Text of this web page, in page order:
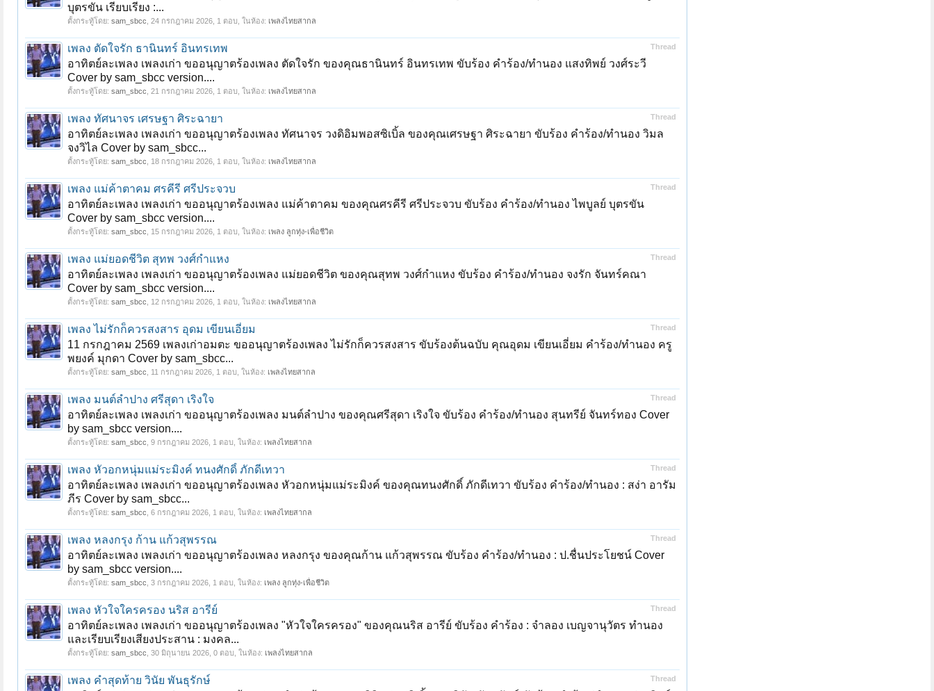
บุตรขัน เรียบเรียง :...
ตั้งกระทู้โดย: sam_sbcc 24 กรกฎาคม 2026 , 1 ตอบ, ในห้อง: เพลงไทยสากล
Thread
เพลง ตัดใจรัก ธานินทร์ อินทรเทพ
อาทิตย์ละเพลง เพลงเก่า ขออนุญาตร้องเพลง ตัดใจรัก ของคุณธานินทร์ อินทรเทพ ขับร้อง คำร้อง/ทำนอง แสงทิพย์ วงศ์ระวี
Cover by sam_sbcc version....
ตั้งกระทู้โดย: sam_sbcc 21 กรกฎาคม 2026 , 1 ตอบ, ในห้อง: เพลงไทยสากล
Thread
เพลง ทัศนาจร เศรษฐา ศิระฉายา
อาทิตย์ละเพลง เพลงเก่า ขออนุญาตร้องเพลง ทัศนาจร วงดิอิมพอสซิเบิ้ล ของคุณเศรษฐา ศิระฉายา ขับร้อง คำร้อง/ทำนอง วิมล
จงวิไล Cover by sam_sbcc...
ตั้งกระทู้โดย: sam_sbcc 18 กรกฎาคม 2026 , 1 ตอบ, ในห้อง: เพลงไทยสากล
Thread
เพลง แม่ค้าตาคม ศรคีรี ศรีประจวบ
อาทิตย์ละเพลง เพลงเก่า ขออนุญาตร้องเพลง แม่ค้าตาคม ของคุณศรคีรี ศรีประจวบ ขับร้อง คำร้อง/ทำนอง ไพบูลย์ บุตรขัน
Cover by sam_sbcc version....
ตั้งกระทู้โดย: sam_sbcc 15 กรกฎาคม 2026 , 1 ตอบ, ในห้อง: เพลง ลูกทุ่ง-เพื่อชีวิต
Thread
เพลง แม่ยอดชีวิต สุทพ วงศ์กำแหง
อาทิตย์ละเพลง เพลงเก่า ขออนุญาตร้องเพลง แม่ยอดชีวิต ของคุณสุทพ วงศ์กำแหง ขับร้อง คำร้อง/ทำนอง จงรัก จันทร์คณา
Cover by sam_sbcc version....
ตั้งกระทู้โดย: sam_sbcc 12 กรกฎาคม 2026 , 1 ตอบ, ในห้อง: เพลงไทยสากล
Thread
เพลง ไม่รักก็ควรสงสาร อุดม เขียนเอี่ยม
11 กรกฎาคม 2569 เพลงเก่าอมตะ ขออนุญาตร้องเพลง ไม่รักก็ควรสงสาร ขับร้องต้นฉบับ คุณอุดม เขียนเอี่ยม คำร้อง/ทำนอง ครู
พยงค์ มุกดา Cover by sam_sbcc...
ตั้งกระทู้โดย: sam_sbcc 11 กรกฎาคม 2026 , 1 ตอบ, ในห้อง: เพลงไทยสากล
Thread
เพลง มนต์ลำปาง ศรีสุดา เริงใจ
อาทิตย์ละเพลง เพลงเก่า ขออนุญาตร้องเพลง มนต์ลำปาง ของคุณศรีสุดา เริงใจ ขับร้อง คำร้อง/ทำนอง สุนทรีย์ จันทร์ทอง Cover
by sam_sbcc version....
ตั้งกระทู้โดย: sam_sbcc 9 กรกฎาคม 2026 , 1 ตอบ, ในห้อง: เพลงไทยสากล
Thread
เพลง หัวอกหนุ่มแม่ระมิงค์ ทนงศักดิ์ ภักดีเทวา
อาทิตย์ละเพลง เพลงเก่า ขออนุญาตร้องเพลง หัวอกหนุ่มแม่ระมิงค์ ของคุณทนงศักดิ์ ภักดีเทวา ขับร้อง คำร้อง/ทำนอง : สง่า อารัม
ภีร Cover by sam_sbcc...
ตั้งกระทู้โดย: sam_sbcc 6 กรกฎาคม 2026 , 1 ตอบ, ในห้อง: เพลงไทยสากล
Thread
เพลง หลงกรุง ก้าน แก้วสุพรรณ
อาทิตย์ละเพลง เพลงเก่า ขออนุญาตร้องเพลง หลงกรุง ของคุณก้าน แก้วสุพรรณ ขับร้อง คำร้อง/ทำนอง : ป.ชื่นประโยชน์ Cover
by sam_sbcc version....
ตั้งกระทู้โดย: sam_sbcc 3 กรกฎาคม 2026 , 1 ตอบ, ในห้อง: เพลง ลูกทุ่ง-เพื่อชีวิต
Thread
เพลง หัวใจใครครอง นริส อารีย์
อาทิตย์ละเพลง เพลงเก่า ขออนุญาตร้องเพลง "หัวใจใครครอง" ของคุณนริส อารีย์ ขับร้อง คำร้อง : จำลอง เบญจานุวัตร ทำนอง
และเรียบเรียงเสียงประสาน : มงคล...
ตั้งกระทู้โดย: sam_sbcc 30 มิถุนายน 2026 , 0 ตอบ, ในห้อง: เพลงไทยสากล
Thread
เพลง คำสุดท้าย วินัย พันธุรักษ์